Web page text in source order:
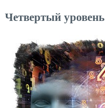
Четвертый уровень